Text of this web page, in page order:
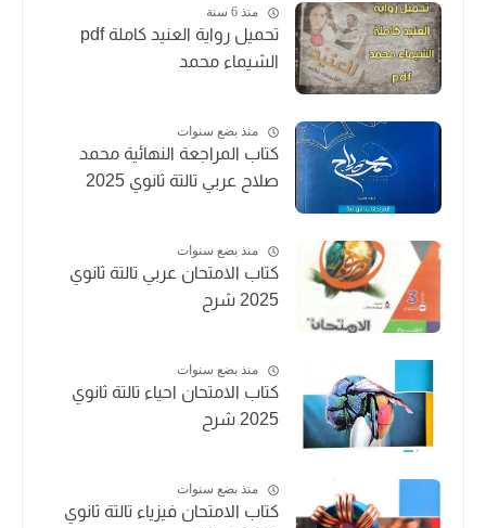
منذ 6 سنة
تحميل رواية العنيد كاملة pdf
الشيماء محمد
منذ بضع سنوات
كتاب المراجعة النهائية محمد
صلاح عربي تالتة ثانوي 2025
منذ بضع سنوات
كتاب الامتحان عربي تالتة ثانوي
2025 شرح
منذ بضع سنوات
كتاب الامتحان احياء تالتة ثانوي
2025 شرح
منذ بضع سنوات
كتاب الامتحان فيزياء تالتة ثانوي